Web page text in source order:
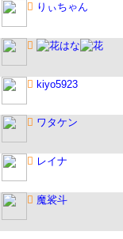
 りぃちゃん
 はな
 kiyo5923
 ワタケン
 レイナ
 魔裟斗